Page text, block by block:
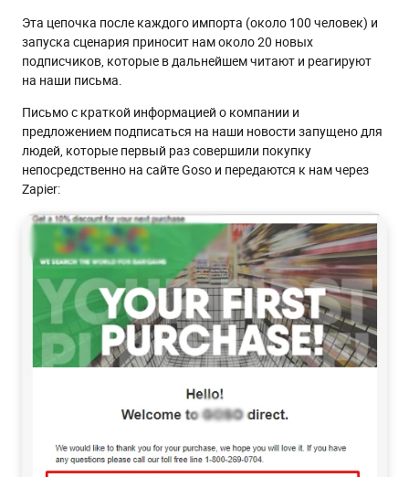
Эта цепочка после каждого импорта (около 100 человек) и
запуска сценария приносит нам около 20 новых
подписчиков, которые в дальнейшем читают и реагируют
на наши письма.
Письмо с краткой информацией о компании и
предложением подписаться на наши новости запущено для
людей, которые первый раз совершили покупку
непосредственно на сайте Goso и передаются к нам через
Zapier: